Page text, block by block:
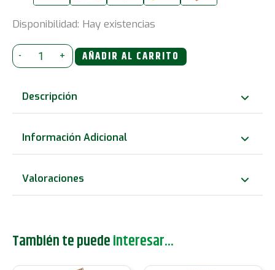
Disponibilidad: Hay existencias
-
Caja
de
Canela
+ AÑADIR AL CARRITO
Descripción
Información Adicional
Valoraciones
También te puedeinteresar...